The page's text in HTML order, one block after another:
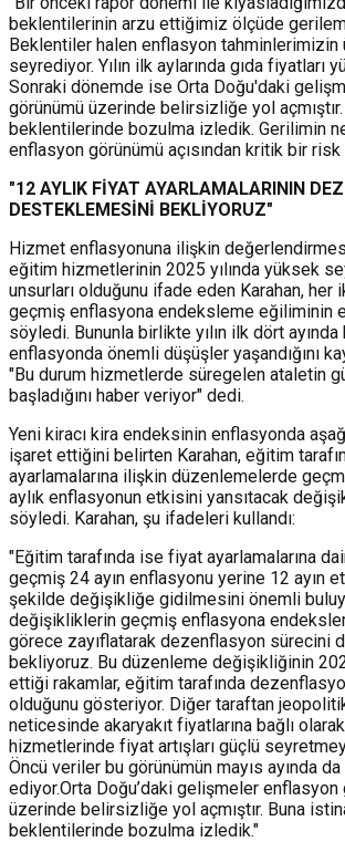
beklentilerinin arzu ettiğimiz ölçüde
Beklentiler halen enflasyon tahminlerimizin
seyrediyor. Yılın ilk aylarında gıda fiyatları
Sonraki dönemde ise Orta Doğu'daki
görünümü üzerinde belirsizliğe yol
beklentilerinde bozulma izledik. Gerilimin
enflasyon görünümü açısından kritik bir risk
"12 AYLIK FİYAT AYARLAMALARININ
DESTEKLEMESİNİ BEKLİYORUZ"
Hizmet enflasyonuna ilişkin
eğitim hizmetlerinin 2025 yılında yüksek
unsurları olduğunu ifade eden Karahan, her
geçmiş enflasyona endeksleme eğiliminin
söyledi. Bununla birlikte yılın ilk dört
enflasyonda önemli düşüşler yaşandığını
"Bu durum hizmetlerde süregelen ataletin
başladığını haber veriyor" dedi.
Yeni kiracı kira endeksinin enflasyonda
işaret ettiğini belirten Karahan, eğitim
ayarlamalarına ilişkin düzenlemelerde
aylık enflasyonun etkisini yansıtacak
söyledi. Karahan, şu ifadeleri kullandı:
"Eğitim tarafında ise fiyat ayarlamalarına
geçmiş 24 ayın enflasyonu yerine 12 ayın
şekilde değişikliğe gidilmesini önemli
değişikliklerin geçmiş enflasyona
görece zayıflatarak dezenflasyon sürecini
bekliyoruz. Bu düzenleme değişikliğinin
ettiği rakamlar, eğitim tarafında
olduğunu gösteriyor. Diğer taraftan
neticesinde akaryakıt fiyatlarına bağlı
hizmetlerinde fiyat artışları güçlü
Öncü veriler bu görünümün mayıs ayında
ediyor.Orta Doğu’daki gelişmeler enflasyon
üzerinde belirsizliğe yol açmıştır. Buna
beklentilerinde bozulma izledik."